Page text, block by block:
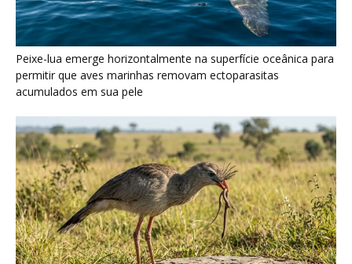
Seriema utiliza pernas longas e arremessa serpentes contra
rochas para subjugar presas peçonhentas nos campos